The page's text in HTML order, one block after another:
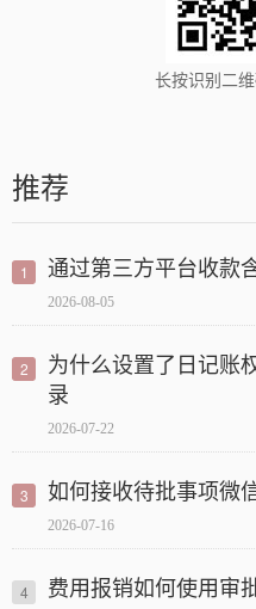
长按识别二
推荐
1 通过第三方平台收款
2026-08-05
2
为什么设置了日记账
录
2026-07-22
3 如何接收待批事项微
2026-07-16
4 费用报销如何使用审